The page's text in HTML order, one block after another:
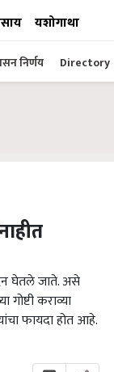
यशोगाथा
निर्णय Directory
घेतले जाते. असे
कराव्या
फायदा होत आहे.